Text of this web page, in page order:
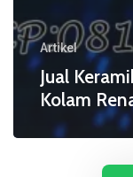
Artikel
Jual
Kolam